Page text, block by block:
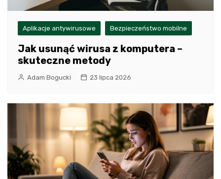
Aplikacje antywirusowe Bezpieczeństwo mobilne
Jak usunąć wirusa z komputera –
skuteczne metody
Adam Bogucki 23 lipca 2026